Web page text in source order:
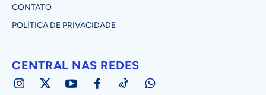
CONTATO
POLÍTICA DE PRIVACIDADE
CENTRAL NAS REDES